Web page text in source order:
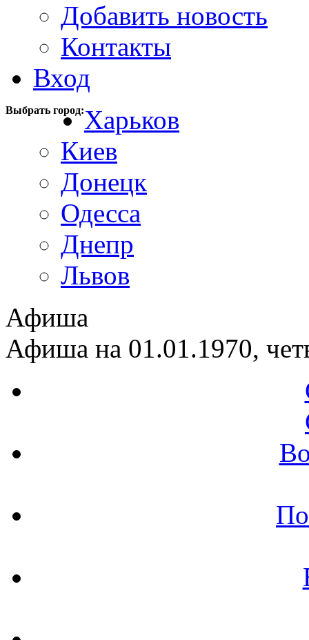
Добавить новость
Контакты
Вход
Выбрать город:Харьков
Киев
Донецк
Одесса
Днепр
Львов
Афиша
Афиша на 01.01.1970,